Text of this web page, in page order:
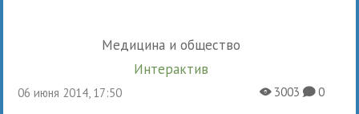
Медицина и общество
Интерактив
06 июня 2014, 17:50 X3003K0